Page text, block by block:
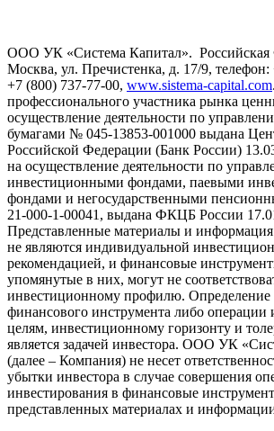
ООО УК «Система Капитал». Российская
Москва, ул. Пречистенка, д. 17/9, телефон:
+7 (800) 737-77-00, www.sistema-capital.com
профессионального участника рынка
осуществление деятельности по
бумагами № 045-13853-001000 выдана
Российской Федерации (Банк России)
на осуществление деятельности по
инвестиционными фондами, паевыми
фондами и негосударственными
21-000-1-00041, выдана ФКЦБ России
Представленные материалы и информация
не являются индивидуальной
рекомендацией, и финансовые
упомянутые в них, могут не
инвестиционному профилю. Определение
финансового инструмента либо
целям, инвестиционному горизонту и
является задачей инвестора. ООО УК
(далее – Компания) не несет
убытки инвестора в случае совершения
инвестирования в финансовые
представленных материалах и